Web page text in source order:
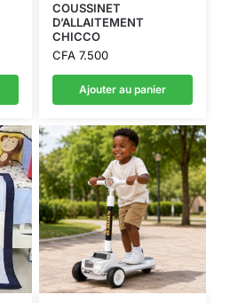
COUSSINET
D’ALLAITEMENT
CHICCO
CFA7.500
Ajouter au panier